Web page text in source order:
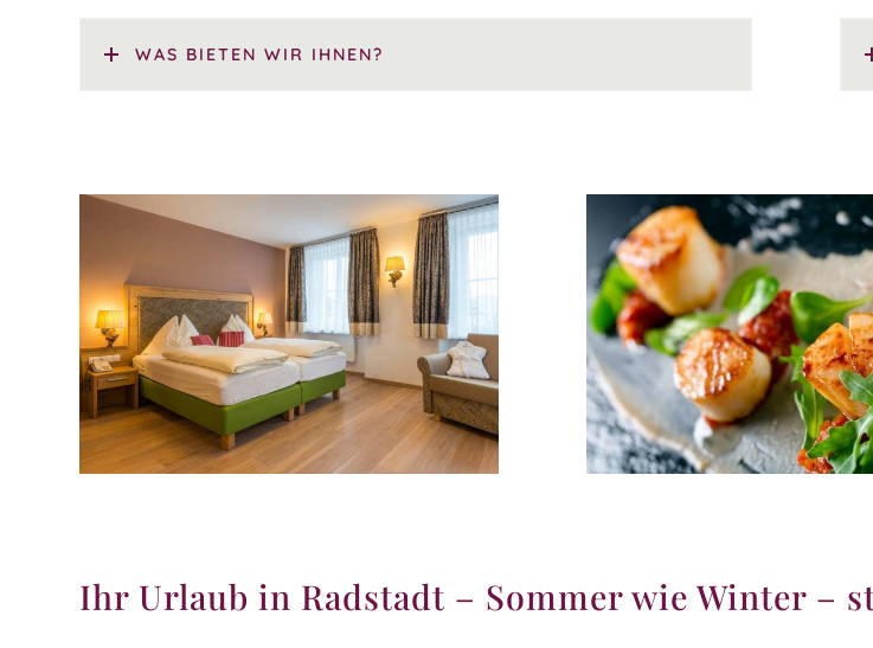
WAS BIETEN WIR IHNEN?
Ihr Urlaub in Radstadt – Sommer wie Winter –